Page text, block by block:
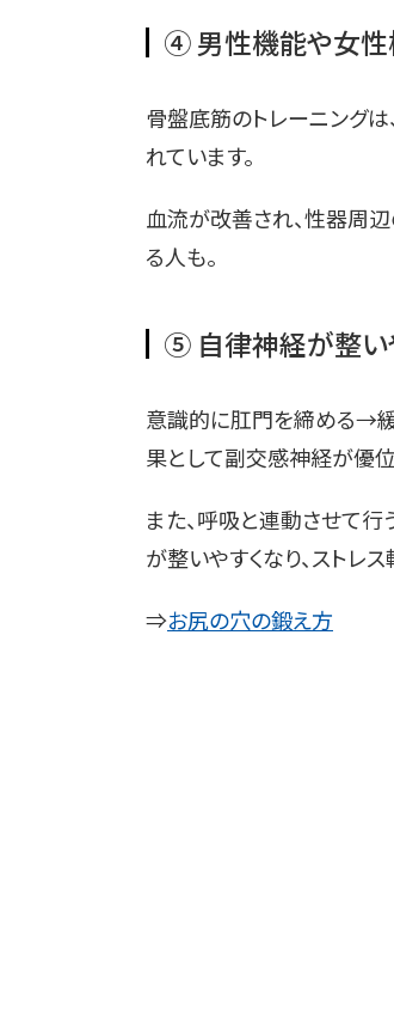
④ 男性機能や女性
骨盤底筋のトレーニング
れています。
血流が改善され、性器周
る人も。
⑤ 自律神経が整い
意識的に肛門を締める→緩
果として副交感神経が優
また、呼吸と連動させて行
が整いやすくなり、ストレ
⇒お尻の穴の鍛え方